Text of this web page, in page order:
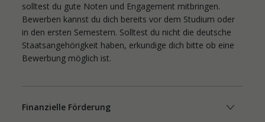
solltest du gute Noten und Engagement mitbringen.
Bewerben kannst du dich bereits vor dem Studium oder
in den ersten Semestern. Solltest du nicht die deutsche
Staatsangehörigkeit haben, erkundige dich bitte ob eine
Bewerbung möglich ist.
Finanzielle Förderung